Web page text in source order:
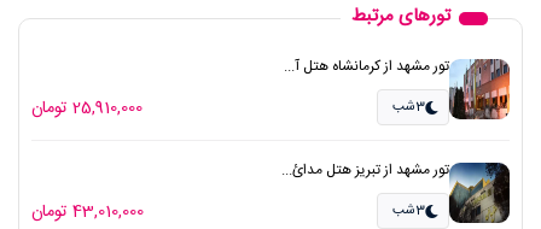
تورهای مرتبط
تور مشهد از کرمانشاه هتل آ...
3شب 25,910,000 تومان
تور مشهد از تبریز هتل مدائ...
3شب 43,010,000 تومان